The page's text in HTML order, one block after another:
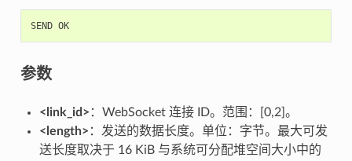
SEND OK
参数
<link_id> ：WebSocket 连接 ID。范围：[0,2]。
<length> ：发送的数据长度。单位：字节。最大可发
送长度取决于 16 KiB 与系统可分配堆空间大小中的